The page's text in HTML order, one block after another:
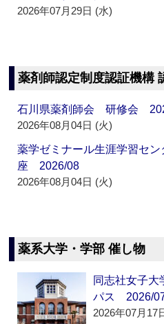
2026年07月29日 (水)
薬剤師認定制度認証機構
石川県薬剤師会 研修会
2026年08月04日 (火)
薬学ゼミナール生涯学習セ
座 2026/08
2026年08月04日 (火)
薬系大学・学部 催し物
同志社女子
パス 2026/
2026年07月17